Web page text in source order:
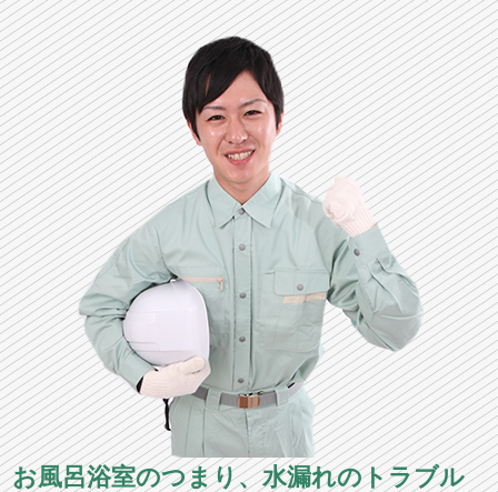
お風呂浴室のつまり、水漏れのトラブル